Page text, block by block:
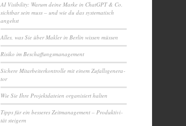
AI Visibility: Warum deine Marke in ChatGPT & Co.
sichtbar sein muss – und wie du das systematisch
angehst
Alles, was Sie über Makler in Berlin wissen müssen
Ri­si­ko im Be­schaf­fungs­ma­na­ge­ment
Sichere Mit­ar­bei­ter­kon­trol­le mit einem Zuf­alls­ge­ne­ra­
tor
Wie Sie Ihre Pro­jekt­da­tei­en or­ga­ni­siert halten
Tipps für ein besseres Zeit­ma­na­ge­ment – Pro­duk­ti­vi­
tät steigern